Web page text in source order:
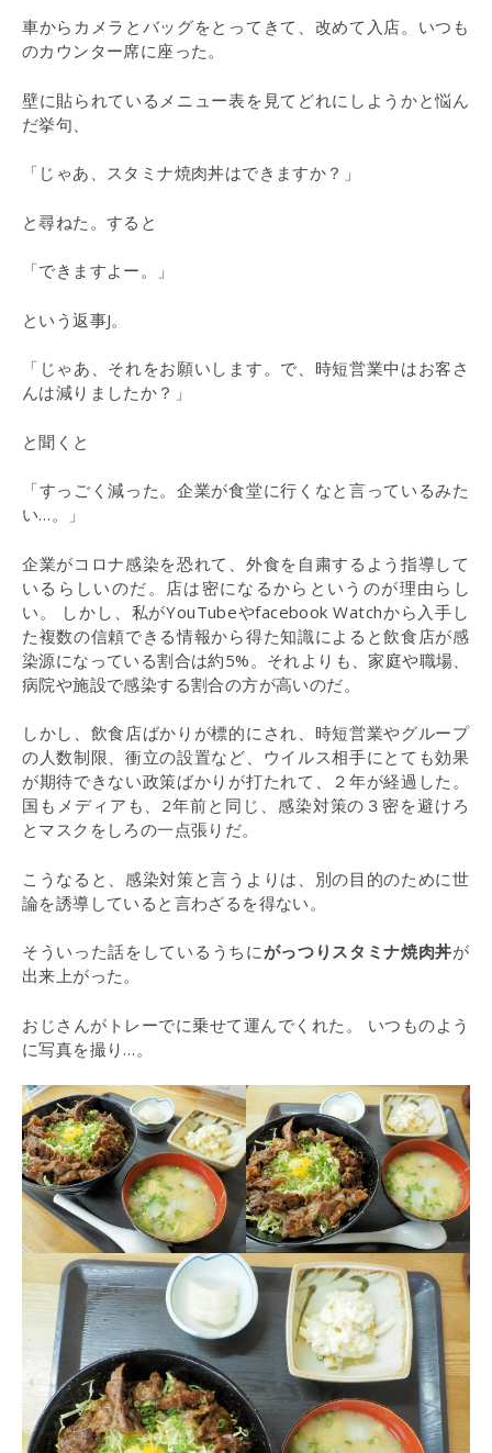
車からカメラとバッグをとってきて、改めて入店。いつも
のカウンター席に座った。
壁に貼られているメニュー表を見てどれにしようかと悩ん
だ挙句、
「じゃあ、スタミナ焼肉丼はできますか？」
と尋ねた。すると
「できますよー。」
という返事J。
「じゃあ、それをお願いします。で、時短営業中はお客さ
んは減りましたか？」
と聞くと
「すっごく減った。企業が食堂に行くなと言っているみた
い…。」
企業がコロナ感染を恐れて、外食を自粛するよう指導して
いるらしいのだ。店は密になるからというのが理由らし
い。 しかし、私がYouTubeやfacebook Watchから入手し
た複数の信頼できる情報から得た知識によると飲食店が感
染源になっている割合は約5%。それよりも、家庭や職場、
病院や施設で感染する割合の方が高いのだ。
しかし、飲食店ばかりが標的にされ、時短営業やグループ
の人数制限、衝立の設置など、ウイルス相手にとても効果
が期待できない政策ばかりが打たれて、２年が経過した。
国もメディアも、2年前と同じ、感染対策の３密を避けろ
とマスクをしろの一点張りだ。
こうなると、感染対策と言うよりは、別の目的のために世
論を誘導していると言わざるを得ない。
そういった話をしているうちにがっつりスタミナ焼肉丼が
出来上がった。
おじさんがトレーでに乗せて運んでくれた。 いつものよう
に写真を撮り…。